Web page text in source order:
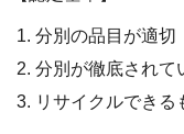
分別の品目が適切
分別が徹底されて
リサイクルできる